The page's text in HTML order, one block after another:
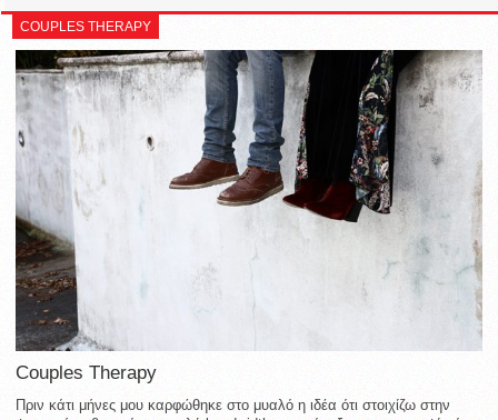
COUPLES THERAPY
Couples Therapy
Πριν κάτι μήνες μου καρφώθηκε στο μυαλό η ιδέα ότι στοιχίζω στην